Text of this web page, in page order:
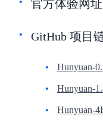
官方体验网址
GitHub 项目
Hunyuan-
Hunyuan-
Hunyuan-